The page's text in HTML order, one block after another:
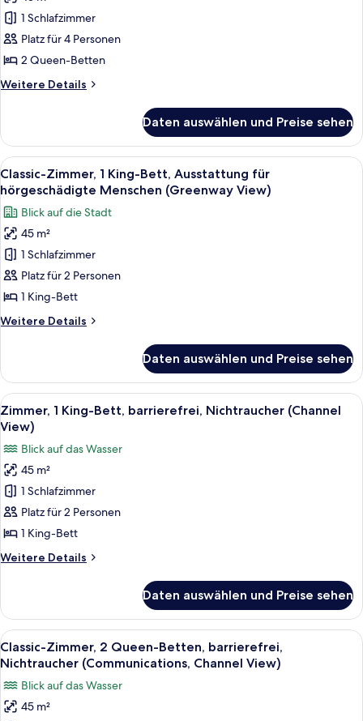
Classic-
Zimmer,
2 Queen-
Betten,
barrierearme
Tub)
anzeigen
1 Schlafzimmer
Platz für 4 Personen
2 Queen-Betten
Weitere Details
Weitere
Zimmer,
2 Queen-
Betten,
barrierearme
Badewanne
(Accessible
Tub)
Daten auswählen und Preise sehen
Alle
Fotos
für
Classic-
Zimmer,
1 King-
Bett,
Ausstattung
für
hörgeschädigte
(Greenway
View)
anzeigen
Ein modernes Badezimmer mit
7
Classic-Zimmer, 1 King-Bett, Ausstattung für
hörgeschädigte Menschen (Greenway View)
Blick auf die Stadt
45 m²
1 Schlafzimmer
Platz für 2 Personen
1 King-Bett
Weitere Details
Weitere
Zimmer,
1 King-
Bett,
Ausstattung
hörgeschädigte
Menschen
(Greenway
View)
Daten auswählen und Preise sehen
Alle
Fotos
Zimmer,
1 King-
Bett,
barrierefrei,
Nichtraucher
(Channel
View)
Ein modernes Badezimmer mit
8
Zimmer, 1 King-Bett, barrierefrei, Nichtraucher (Channel
View)
Blick auf das Wasser
45 m²
1 Schlafzimmer
Platz für 2 Personen
1 King-Bett
Weitere Details
Weitere
1 King-
Bett,
barrierefrei,
Nichtraucher
View)
Daten auswählen und Preise sehen
Alle
Fotos
Classic-
Zimmer,
Eine Uferstadt mit moderner
6
Classic-Zimmer, 2 Queen-Betten, barrierefrei,
Nichtraucher (Communications, Channel View)
Blick auf das Wasser
45 m²